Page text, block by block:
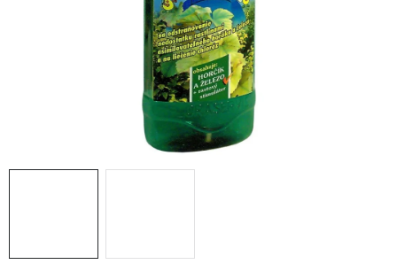
Podmienky ochrany osobných údajov